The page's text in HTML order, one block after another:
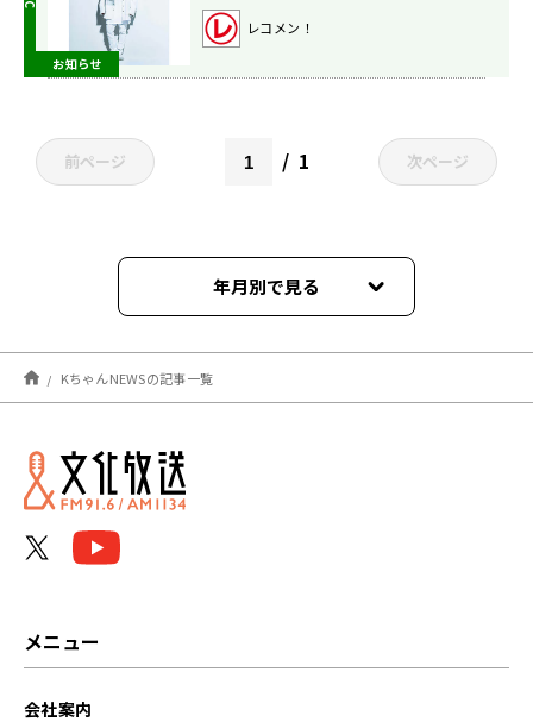
お知らせ
レコメン！
前ページ 1 次ページ
年月別で見る
2024年03月
2024年02月
2024年01月
KちゃんNEWSの記事一覧
メニュー
会社案内